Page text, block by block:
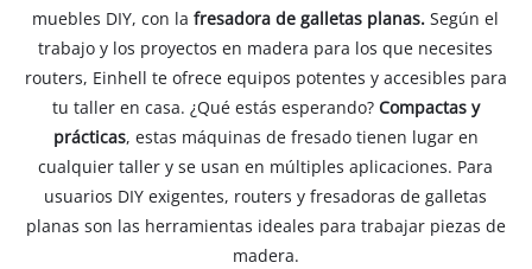
muebles DIY, con lafresadora de galletas planas. Según el
trabajo y los proyectos en madera para los que necesites
routers, Einhell te ofrece equipos potentes y accesibles para
tu taller en casa. ¿Qué estás esperando? Compactas y
prácticas, estas máquinas de fresado tienen lugar en
cualquier taller y se usan en múltiples aplicaciones. Para
usuarios DIY exigentes, routers y fresadoras de galletas
planas son las herramientas ideales para trabajar piezas de
madera.